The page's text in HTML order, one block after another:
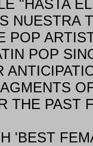
"HASTA
NUESTRA
POP
POP
THE PAST
'BEST